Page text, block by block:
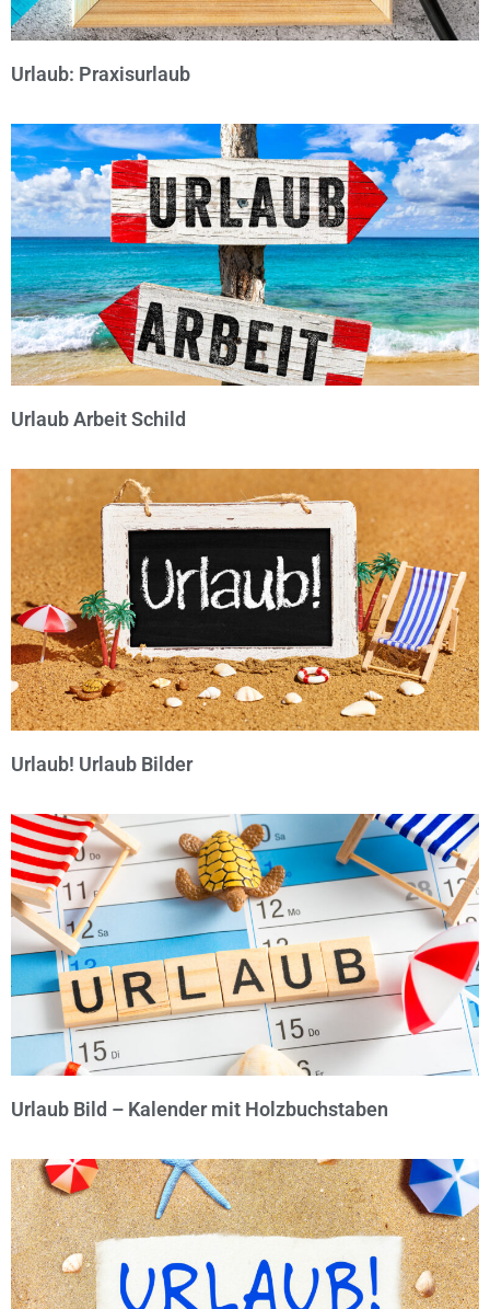
Urlaub: Praxisurlaub
© Michael Bihlmayer
Urlaub Arbeit Schild
Urlaub! Urlaub Bilder
© Michael Bihlmayer
Urlaub Bild – Kalender mit Holzbuchstaben
© Michael Bihlmayer